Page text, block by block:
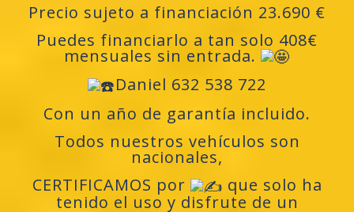
Precio sujeto a financiación 23.690 €
Puedes financiarlo a tan solo 408€
mensuales sin entrada.
Daniel 632 538 722
Con un año de garantía incluido.
Todos nuestros vehículos son
nacionales,
CERTIFICAMOS por
que solo ha
tenido el uso y disfrute de un